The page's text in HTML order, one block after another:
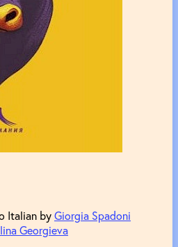
Italian byGiorgia Spadoni
Georgieva